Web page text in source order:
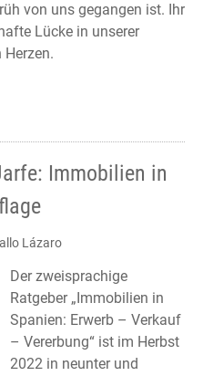
von uns gegangen ist. Ihr
Lücke in unserer
Immobilien in
Lázaro
Der zweisprachige
Ratgeber „Immobilien in
Spanien: Erwerb – Verkauf
– Vererbung“ ist im Herbst
2022 in neunter und